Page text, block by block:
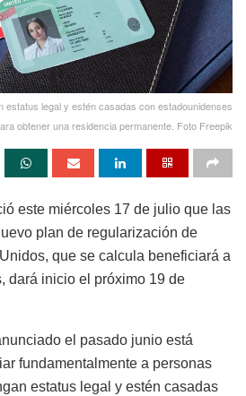
estatus legal y estén casadas con estadounidenses
obtener una residencia permanente. Foto Freepik
este miércoles 17 de julio que las
plan de regularización de
que se calcula beneficiará a
dará inicio el próximo 19 de
el pasado junio está
fundamentalmente a personas
estatus legal y estén casadas